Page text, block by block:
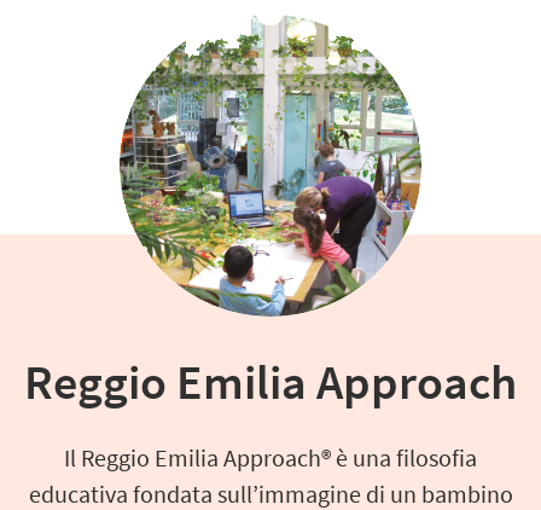
Reggio Emilia Approach
Il Reggio Emilia Approach® è una filosofia
educativa fondata sull’immagine di un bambino